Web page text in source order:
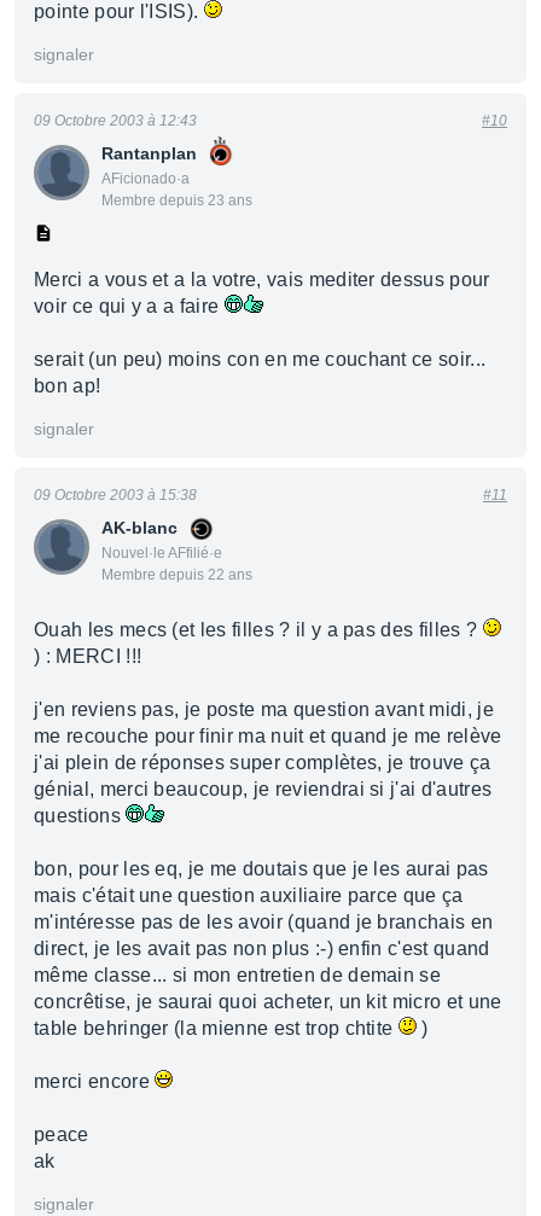
pointe pour l'ISIS).
signaler
Rantanplan
AFicionado·a
Membre depuis 23 ans
09 Octobre 2003 à 12:43 #10
Merci a vous et a la votre, vais mediter dessus pour
voir ce qui y a a faire
serait (un peu) moins con en me couchant ce soir...
bon ap!
signaler
AK-blanc
Nouvel·le AFfilié·e
Membre depuis 22 ans
09 Octobre 2003 à 15:38 #11
Ouah les mecs (et les filles ? il y a pas des filles ?
) : MERCI !!!
j'en reviens pas, je poste ma question avant midi, je
me recouche pour finir ma nuit et quand je me relève
j'ai plein de réponses super complètes, je trouve ça
génial, merci beaucoup, je reviendrai si j'ai d'autres
questions
bon, pour les eq, je me doutais que je les aurai pas
mais c'était une question auxiliaire parce que ça
m'intéresse pas de les avoir (quand je branchais en
direct, je les avait pas non plus :-) enfin c'est quand
même classe... si mon entretien de demain se
concrêtise, je saurai quoi acheter, un kit micro et une
table behringer (la mienne est trop chtite
)
merci encore
peace
ak
signaler